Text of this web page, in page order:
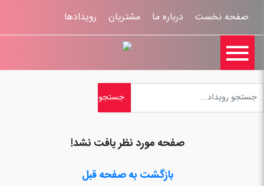
صفحه نخست درباره ما مشتریان رویدادها
ثبت شکایات راهنمای سایت
تماس با ما

صفحه مورد نظر یافت نشد!
بازگشت به صفحه قبل